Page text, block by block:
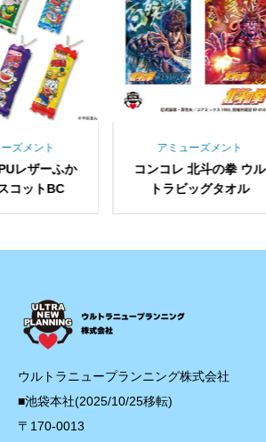
ズメント
レザーふか
コットBC
アミューズメント
コンコレ 北斗の拳 ウル
トラビッグタオル
ウルトラニュープランニング株式会社
■池袋本社(2025/10/25移転)
〒170-0013